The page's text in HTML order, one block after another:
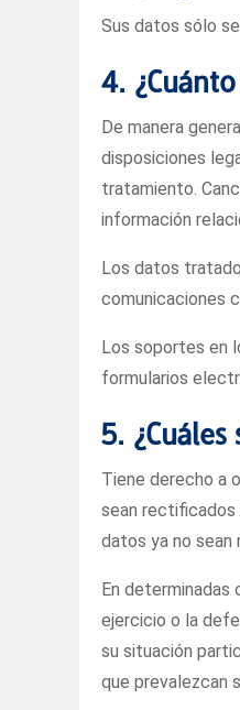
Sus datos sólo
4.
De manera
disposiciones
tratamiento.
información
Los datos
comunicaciones
Los soportes en
formularios
5. ¿Cuáles
Tiene derecho a
sean rectificados
datos ya no sean
En
ejercicio o la
su situación
que prevalezcan